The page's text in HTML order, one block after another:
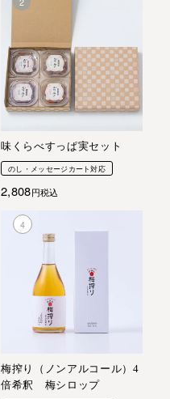
味くらべすっぱ実セット
のし・メッセージカート対応
2,808 税込
梅搾り（ノンアルコール）4
倍希釈 梅シロップ